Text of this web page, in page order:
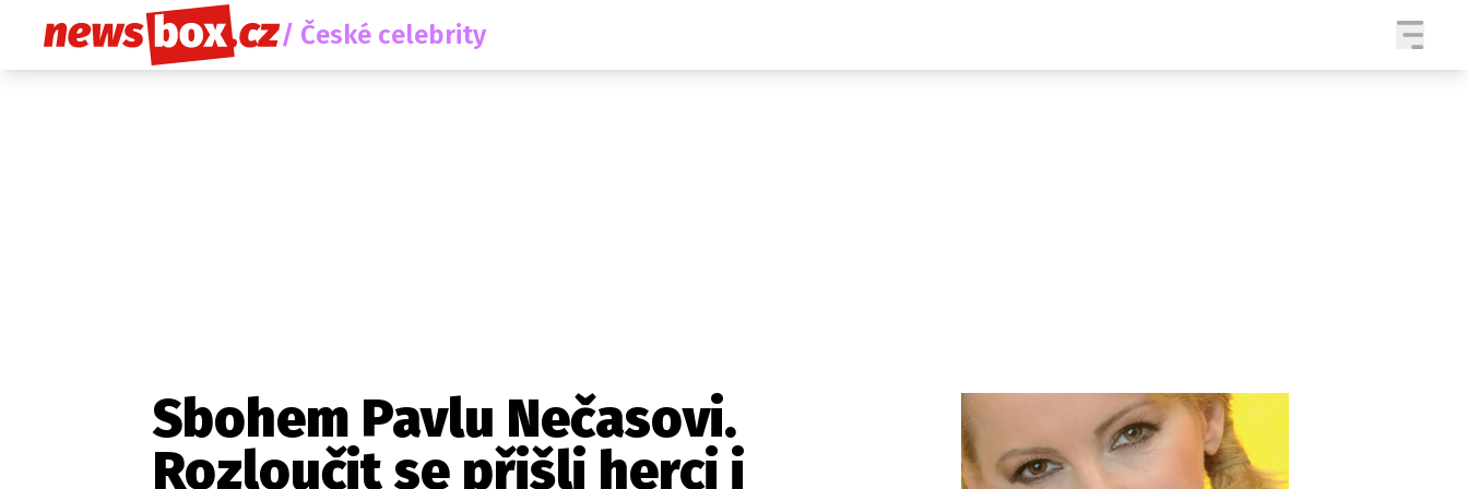
/ České celebrity
Etický kodex Redakce Kontakt Vydavatel Inzerce Osobní údaje / Cookies
Volná místa
SLEDUJTE NÁS NA
Sbohem Pavlu Nečasovi.
Rozloučit se přišli herci i